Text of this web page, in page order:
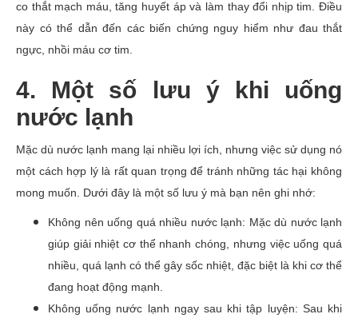
co thắt mạch máu, tăng huyết áp và làm thay đổi nhịp tim. Điều
này có thể dẫn đến các biến chứng nguy hiểm như đau thắt
ngực, nhồi máu cơ tim.
4. Một số lưu ý khi uống
nước lạnh
Mặc dù nước lạnh mang lại nhiều lợi ích, nhưng việc sử dụng nó
một cách hợp lý là rất quan trọng để tránh những tác hại không
mong muốn. Dưới đây là một số lưu ý mà bạn nên ghi nhớ:
Không nên uống quá nhiều nước lạnh: Mặc dù nước lạnh
giúp giải nhiệt cơ thể nhanh chóng, nhưng việc uống quá
nhiều, quá lạnh có thể gây sốc nhiệt, đặc biệt là khi cơ thể
đang hoạt động mạnh.
Không uống nước lạnh ngay sau khi tập luyện: Sau khi